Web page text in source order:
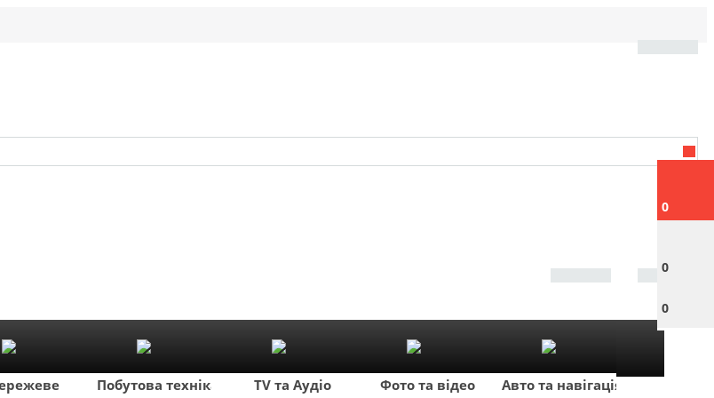
0
0
0
Побутова техніка TV та Аудіо Фото та відео Авто та навігація